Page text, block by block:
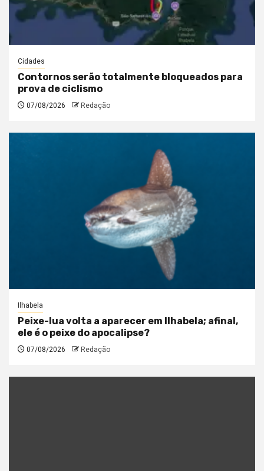
Cidades
Contornos serão totalmente bloqueados para
prova de ciclismo
07/08/2026 Redação
Ilhabela
Peixe-lua volta a aparecer em Ilhabela; afinal,
ele é o peixe do apocalipse?
07/08/2026 Redação